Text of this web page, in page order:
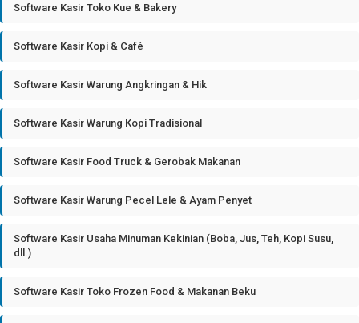
Software Kasir Toko Kue & Bakery
Software Kasir Kopi & Café
Software Kasir Warung Angkringan & Hik
Software Kasir Warung Kopi Tradisional
Software Kasir Food Truck & Gerobak Makanan
Software Kasir Warung Pecel Lele & Ayam Penyet
Software Kasir Usaha Minuman Kekinian (Boba, Jus, Teh, Kopi Susu,
dll.)
Software Kasir Toko Frozen Food & Makanan Beku